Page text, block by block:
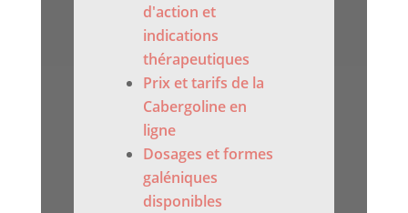
d'action et
indications
thérapeutiques
Prix et tarifs de la
Cabergoline en
ligne
Dosages et formes
galéniques
disponibles